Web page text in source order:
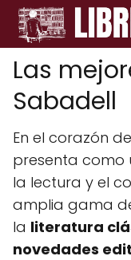
Las
Sabadell
En el corazón
presenta como
la lectura y el
amplia gama
la literatura
novedades